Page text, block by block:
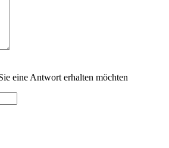
eine Antwort erhalten möchten